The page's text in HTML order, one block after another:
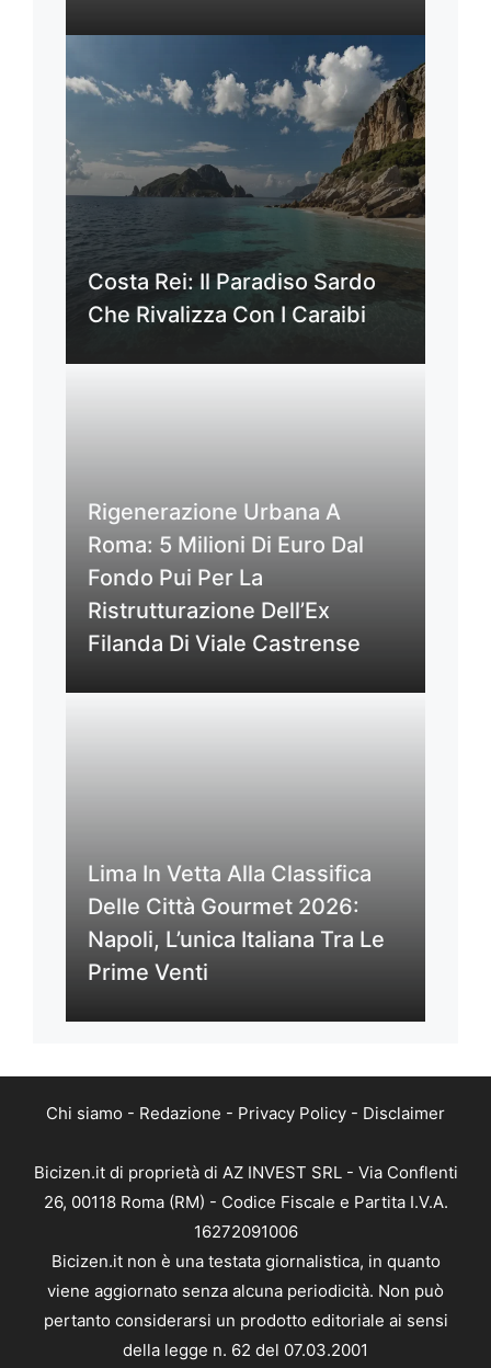
Costa Rei: Il Paradiso Sardo
Che Rivalizza Con I Caraibi
Rigenerazione Urbana A
Roma: 5 Milioni Di Euro Dal
Fondo Pui Per La
Ristrutturazione Dell’Ex
Filanda Di Viale Castrense
Lima In Vetta Alla Classifica
Delle Città Gourmet 2026:
Napoli, L’unica Italiana Tra Le
Prime Venti
Chi siamo - Redazione - Privacy Policy - Disclaimer
Bicizen.it di proprietà di AZ INVEST SRL - Via Conflenti
26, 00118 Roma (RM) - Codice Fiscale e Partita I.V.A.
16272091006
Bicizen.it non è una testata giornalistica, in quanto
viene aggiornato senza alcuna periodicità. Non può
pertanto considerarsi un prodotto editoriale ai sensi
della legge n. 62 del 07.03.2001